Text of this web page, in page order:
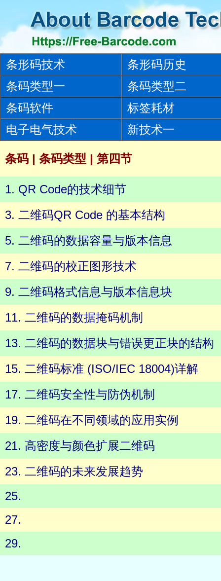
条形码技术
条形码历史
条码类型一
条码类型二
条码软件
标签耗材
电子电气技术
新技术一
条码 | 条码类型 | 第四节
1. QR Code的技术细节
3. 二维码QR Code 的基本结构
5. 二维码的数据容量与版本信息
7. 二维码的校正图形技术
9. 二维码格式信息与版本信息块
11. 二维码的数据掩码机制
13. 二维码的数据块与错误更正块的结构
15. 二维码标准 (ISO/IEC 18004)详解
17. 二维码安全性与防伪机制
19. 二维码在不同领域的应用实例
21. 高密度与颜色扩展二维码
23. 二维码的未来发展趋势
25.
27.
29.